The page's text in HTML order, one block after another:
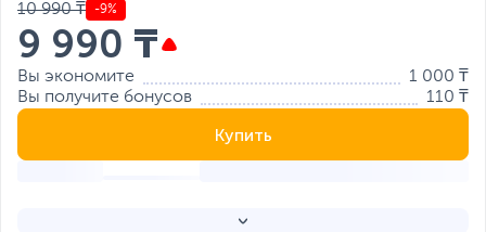
10 990 ₸ -9%
9 990 ₸
Вы экономите
1 000 ₸
Вы получите бонусов
110 ₸
Купить